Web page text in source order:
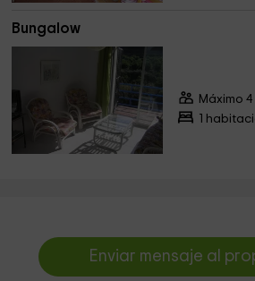
Bungalow
Máximo
1
Enviar mensaje al